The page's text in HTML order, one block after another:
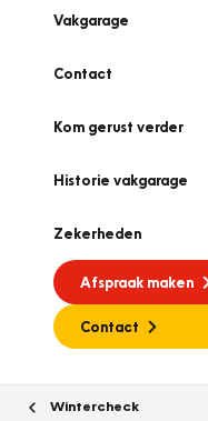
Vakgarage
Contact
Kom gerust verder
Historie vakgarage
Zekerheden
Afspraak maken
Contact
Wintercheck